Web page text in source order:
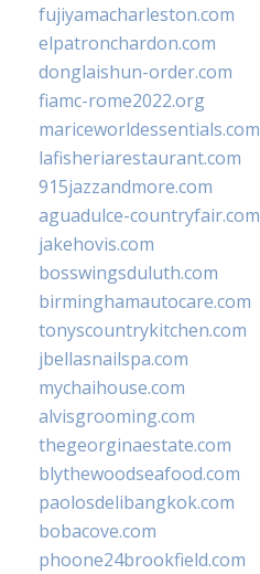
fujiyamacharleston.com
elpatronchardon.com
donglaishun-order.com
fiamc-rome2022.org
mariceworldessentials.com
lafisheriarestaurant.com
915jazzandmore.com
aguadulce-countryfair.com
jakehovis.com
bosswingsduluth.com
birminghamautocare.com
tonyscountrykitchen.com
jbellasnailspa.com
mychaihouse.com
alvisgrooming.com
thegeorginaestate.com
blythewoodseafood.com
paolosdelibangkok.com
bobacove.com
phoone24brookfield.com